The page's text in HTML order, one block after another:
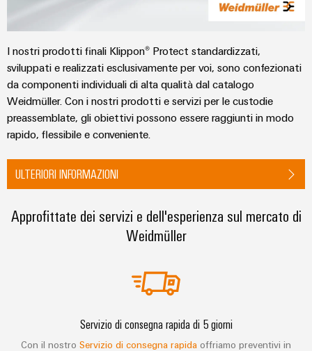
I nostri prodotti finali Klippon® Protect standardizzati,
sviluppati e realizzati esclusivamente per voi, sono confezionati
da componenti individuali di alta qualità dal catalogo
Weidmüller. Con i nostri prodotti e servizi per le custodie
preassemblate, gli obiettivi possono essere raggiunti in modo
rapido, flessibile e conveniente.
ULTERIORI INFORMAZIONI
Approfittate dei servizi e dell'esperienza sul mercato di
Weidmüller
Servizio di consegna rapida di 5 giorni
Con il nostro Servizio di consegna rapida offriamo preventivi in